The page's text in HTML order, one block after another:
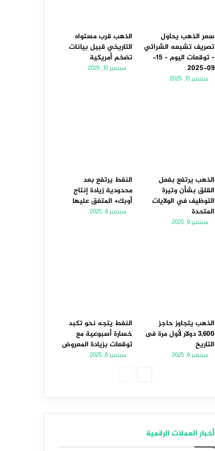
سعر الذهب يحاول
تصريف تشبعه الشرائي
– توقعات اليوم – 15-
09-2025
سبتمبر 15, 2025
الذهب قرب مستواه
التاريخي قبيل بيانات
تضخم أمريكية
سبتمبر 10, 2025
الذهب يرتفع بفعل
القلق بشأن وتيرة
التوظيف في الولايات
المتحدة
سبتمبر 9, 2025
النفط يرتفع بعد
محدودية زيادة إنتاج
أوبك+ المتفق عليها
سبتمبر 8, 2025
الذهب يتجاوز حاجز
3,600 دولار لأول مرة فى
التاريخ
سبتمبر 8, 2025
النفط يتجه نحو تكبد
خسارة أسبوعية مع
توقعات بزيادة المعروض
سبتمبر 6, 2025
أخبار العملات الرقمية